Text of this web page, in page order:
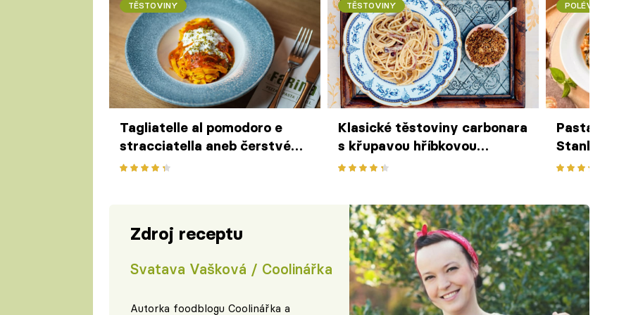
TĚSTOVINY
Tagliatelle al pomodoro e
stracciatella aneb čerstvé
těstoviny s rajčaty podle
TĚSTOVINY
Klasické těstoviny carbonara
s křupavou hříbkovou
strouhankou podle Jamieho
POLÉVKY
Pasta
Stanley
s fazolemi
chuti
Zdroj receptu
Svatava Vašková / Coolinářka
Autorka foodblogu Coolinářka a